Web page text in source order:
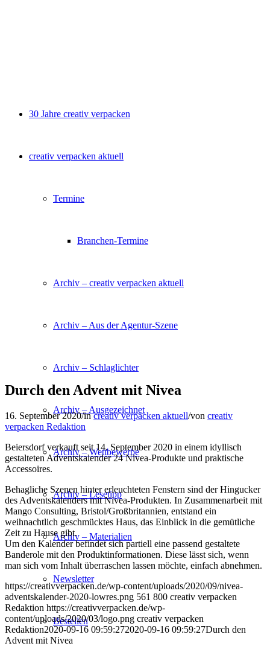
30 Jahre creativ verpacken
creativ verpacken aktuell
Termine
Branchen-Termine
Archiv – creativ verpacken aktuell
Archiv – Aus der Agentur-Szene
Archiv – Schlaglichter
Archiv – Ausgezeichnet
Archiv – Wettbewerbe
Archiv – Lesetipp
Archiv – Materialien
Newsletter
Bestellen
Durch den Advent mit Nivea
16. September 2020/increativ verpacken aktuell/von creativ
verpacken Redaktion
Beiersdorf verkauft seit 14. September 2020 in einem idyllisch
gestalteten Adventskalender 24 Nivea-Produkte und praktische
Accessoires.
Behagliche Szenen hinter erleuchteten Fenstern sind der Hingucker
des Adventskalenders mit Nivea-Produkten. In Zusammenarbeit mit
Mango Consulting, Bristol/Großbritannien, entstand ein
weihnachtlich geschmücktes Haus, das Einblick in die gemütliche
Zeit zu Hause gibt.
Um den Kalender befindet sich partiell eine passend gestaltete
Banderole mit den Produktinformationen. Diese lässt sich, wenn
man sich vom Inhalt überraschen lassen möchte, einfach abnehmen.
https://creativverpacken.de/wp-content/uploads/2020/09/nivea-
adventskalender-2020-lowres.png 561 800 creativ verpacken
Redaktion https://creativverpacken.de/wp-
content/uploads/2020/03/logo.png creativ verpacken
Redaktion2020-09-16 09:59:272020-09-16 09:59:27Durch den
Advent mit Nivea